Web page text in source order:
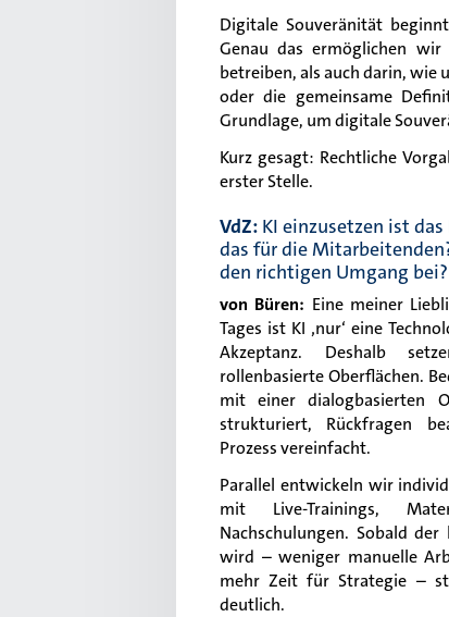
Digitale Souveränität
Genau das ermöglichen
betreiben, als auch darin, wie
oder die gemeinsame
Grundlage, um digitale
Kurz gesagt: Rechtliche
erster Stelle.
VdZ: KI einzusetzen ist
das für die
den richtigen Umgang bei?
von Büren: Eine meiner
Tages ist KI ‚nur‘ eine
Akzeptanz. Deshalb
rollenbasierte Oberflächen.
mit einer dialogbasierten
strukturiert, Rückfragen
Prozess vereinfacht.
Parallel entwickeln wir
mit Live-Trainings,
Nachschulungen. Sobald
wird – weniger manuelle
mehr Zeit für Strategie –
deutlich.